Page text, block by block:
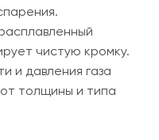
чистую кромку.
и давления газа
толщины и типа